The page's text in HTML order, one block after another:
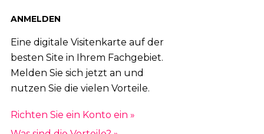
ANMELDEN
Eine digitale Visitenkarte auf der
besten Site in Ihrem Fachgebiet.
Melden Sie sich jetzt an und
nutzen Sie die vielen Vorteile.
Richten Sie ein Konto ein »